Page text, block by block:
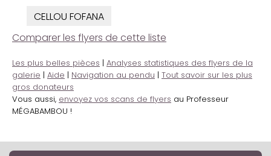
CELLOU FOFANA
Comparer les flyers de cette liste
Les plus belles pièces | Analyses statistiques des flyers de la
galerie | Aide | Navigation au pendu | Tout savoir sur les plus
gros donateurs
Vous aussi, envoyez vos scans de flyers au Professeur
MÉGABAMBOU !